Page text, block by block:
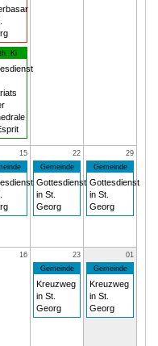
Ki
15
22
Gemeinde
Gottesdienst
in St.
Georg
29
Gemeinde
Gottesdienst
in St.
Georg
16
23
Gemeinde
Kreuzweg
in St.
Georg
01
Gemeinde
Kreuzweg
in St.
Georg